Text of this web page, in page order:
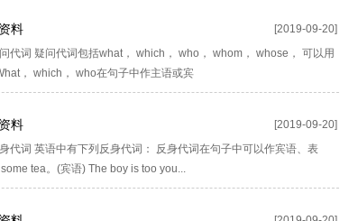
料
[2019-09-20]
代词 疑问代词包括what， which， who， whom， whose， 可以用
， which， who在句子中作主语或宾
料
[2019-09-20]
代词 英语中有下列反身代词： 反身代词在句子中可以作宾语、表
tea。(宾语) The boy is too you...